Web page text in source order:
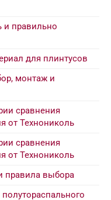
и правильно
для плинтусов
монтаж и
сравнения
от Технониколь
сравнения
от Технониколь
правила выбора